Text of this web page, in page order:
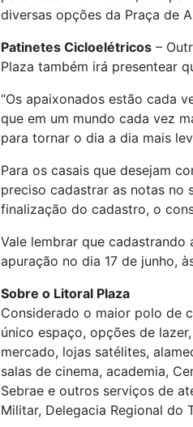
diversas opções da Praça de
Patinetes Cicloelétricos –
Plaza também irá presentear
“Os apaixonados estão cada
que em um mundo cada vez
para tornar o dia a dia mais
Para os casais que desejam
preciso cadastrar as notas no
finalização do cadastro, o
Vale lembrar que
apuração no dia 17 de junho,
Sobre o Litoral Plaza
Considerado o maior polo de
único espaço, opções de
mercado, lojas satélites,
salas de cinema, academia,
Sebrae e outros serviços de
Militar, Delegacia Regional do